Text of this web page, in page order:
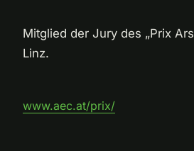
Mitglied der Jury des „Prix
Linz.
www.aec.at/prix/